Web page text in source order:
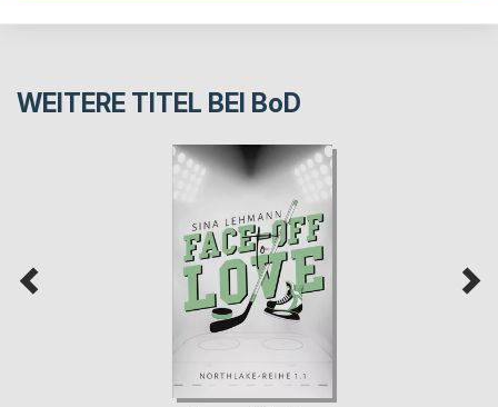
WEITERE TITEL BEI BoD